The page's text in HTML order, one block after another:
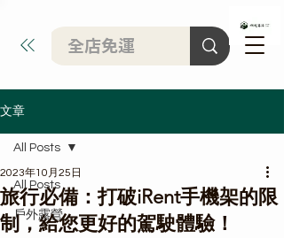
文章
All Posts
戶外露營
All Posts
旅行必備：打破iRent手機架的限
制，給您更好的駕駛體驗！
2023年10月25日